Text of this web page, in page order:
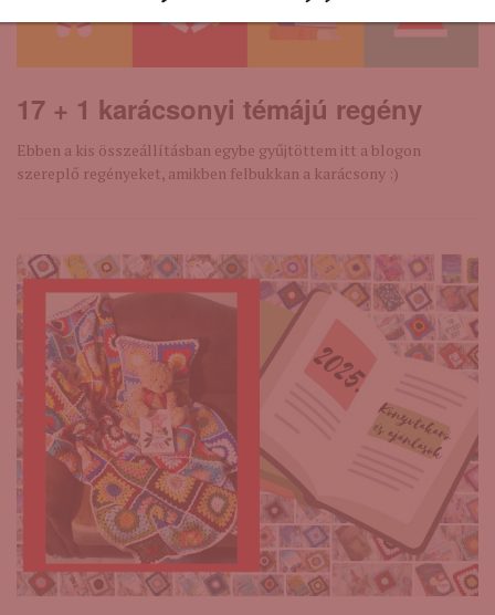
17 + 1 karácsonyi témájú regény
Ebben a kis összeállításban egybe gyűjtöttem itt a blogon
szereplő regényeket, amikben felbukkan a karácsony :)